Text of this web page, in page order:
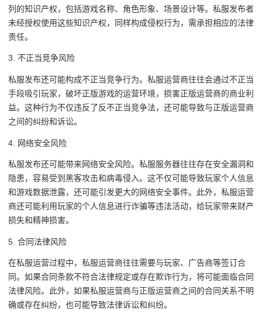
列的知识产权，包括游戏名称、角色形象、场景设计等。私服发布者
未经授权使用这些知识产权，同样构成侵权行为，需承担相应的法律
责任。
3. 不正当竞争风险
私服发布还可能构成不正当竞争行为。私服运营商往往会通过不正当
手段吸引玩家，破坏正版游戏的运营环境，损害正版运营商的商业利
益。这种行为不仅违反了反不正当竞争法，还可能导致与正版运营商
之间的纠纷和诉讼。
4. 网络安全风险
私服发布还可能带来网络安全风险。私服服务器往往存在安全漏洞和
隐患，容易受到黑客攻击和病毒侵入。这不仅可能导致玩家个人信息
和游戏数据泄露，还可能引发更大的网络安全事件。此外，私服运营
商还可能利用玩家的个人信息进行诈骗等违法活动，给玩家带来财产
损失和精神损害。
5. 合同法律风险
在私服运营过程中，私服运营商往往需要与玩家、广告商等签订合
同。如果合同条款不符合法律规定或存在欺诈行为，将可能面临合同
法律风险。此外，如果私服运营商与正版运营商之间的合同关系不明
确或存在纠纷，也可能导致法律诉讼和纠纷。